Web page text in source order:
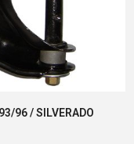
96 / SILVERADO